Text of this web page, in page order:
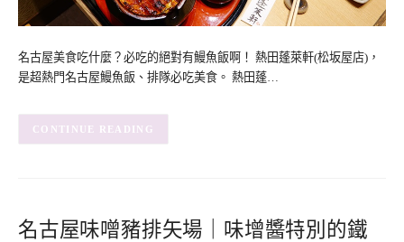
名古屋美食吃什麼？必吃的絕對有鰻魚飯啊！ 熱田蓬萊軒(松坂屋店)，
是超熱門名古屋鰻魚飯、排隊必吃美食。 熱田蓬…
CONTINUE READING
名古屋味噌豬排矢場｜味增醬特別的鐵